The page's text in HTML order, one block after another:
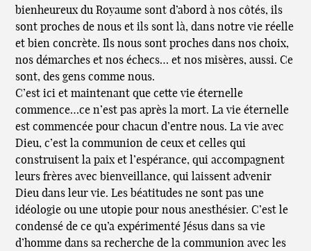
bienheureux du Royaume sont d’abord à nos côtés, ils
sont proches de nous et ils sont là, dans notre vie réelle
et bien concrète. Ils nous sont proches dans nos choix,
nos démarches et nos échecs… et nos misères, aussi. Ce
sont, des gens comme nous.
C’est ici et maintenant que cette vie éternelle
commence…ce n’est pas après la mort. La vie éternelle
est commencée pour chacun d’entre nous. La vie avec
Dieu, c’est la communion de ceux et celles qui
construisent la paix et l’espérance, qui accompagnent
leurs frères avec bienveillance, qui laissent advenir
Dieu dans leur vie. Les béatitudes ne sont pas une
idéologie ou une utopie pour nous anesthésier. C’est le
condensé de ce qu’a expérimenté Jésus dans sa vie
d’homme dans sa recherche de la communion avec les